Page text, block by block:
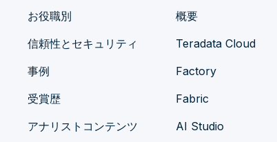
お役職別
信頼性とセキュリティ
事例
受賞歴
アナリストコンテンツ
概要
Teradata Cloud
Factory
Fabric
AI Studio